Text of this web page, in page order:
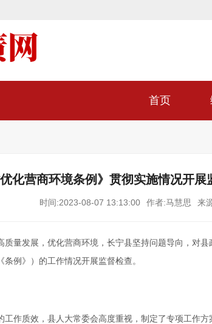
首页
化营商环境条例》贯彻实施情况开展
时间:2023-08-07 13:13:00 作者:马慧思 来
质量发展，优化营商环境，长宁县坚持问题导向，对
例》）的工作情况开展监督检查。
工作质效，县人大常委会高度重视，制定了专项工作